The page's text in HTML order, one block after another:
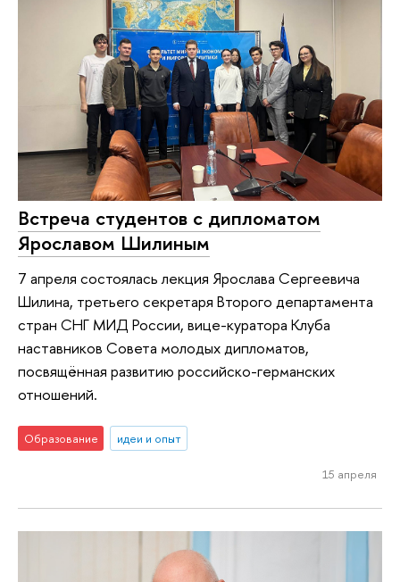
Встреча студентов с дипломатом
Ярославом Шилиным
7 апреля состоялась лекция Ярослава Сергеевича
Шилина, третьего секретаря Второго департамента
стран СНГ МИД России, вице-куратора Клуба
наставников Совета молодых дипломатов,
посвящённая развитию российско-германских
отношений.
Образование идеи и опыт
15 апреля